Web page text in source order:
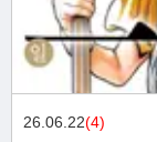
26.06.22(4)